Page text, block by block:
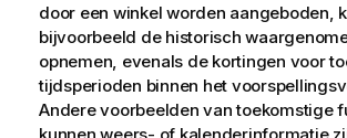
door een winkel worden aangeboden,
bijvoorbeeld de historisch
opnemen, evenals de kortingen voor
tijdsperioden binnen het
Andere voorbeelden van toekomstige